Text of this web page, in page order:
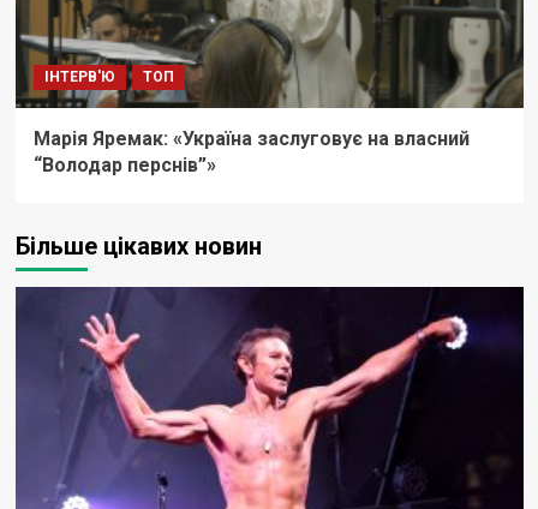
ІНТЕРВ'Ю ТОП
Марія Яремак: «Україна заслуговує на власний
“Володар перснів”»
Більше цікавих новин